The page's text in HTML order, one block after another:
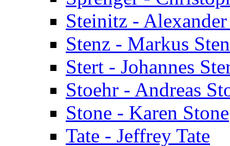
Steinitz -
Stenz - Markus
Stert - Johannes
Stoehr - Andreas
Stone - Karen Stone
Tate - Jeffrey Tate